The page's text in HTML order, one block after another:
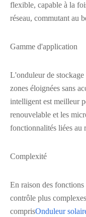
flexible, capable à la
réseau, commutant au
Gamme d'application
L'onduleur de stockage
zones éloignées sans
intelligent est meilleur
renouvelable et les
fonctionnalités liées au
Complexité
En raison des fonctions
contrôle plus
comprisOnduleur